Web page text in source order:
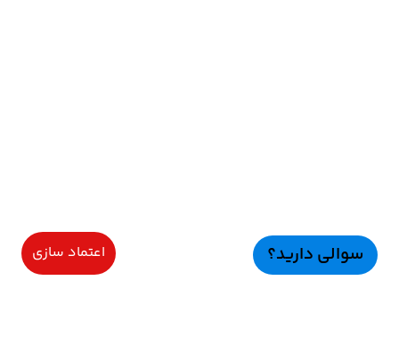
سوالی دارید؟ اعتماد سازی